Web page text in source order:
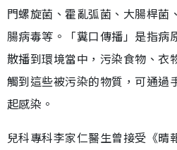
門螺旋菌、霍亂弧菌、大腸桿菌
腸病毒等。「糞口傳播」是指病
散播到環境當中，污染食物、衣
觸到這些被污染的物質，可通過
起感染。
兒科專科李家仁醫生曾接受《晴